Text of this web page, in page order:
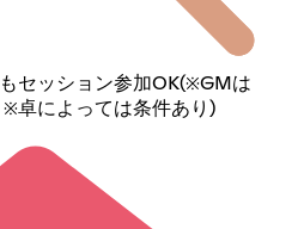
セッション参加OK(※GMは
卓によっては条件あり)